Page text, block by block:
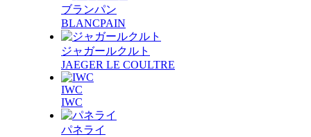
ブランパン
BLANCPAIN
ジャガールクルト
JAEGER LE COULTRE
IWC
IWC
パネライ